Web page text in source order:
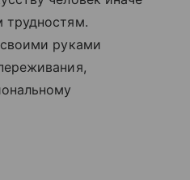
трудностям.
руками